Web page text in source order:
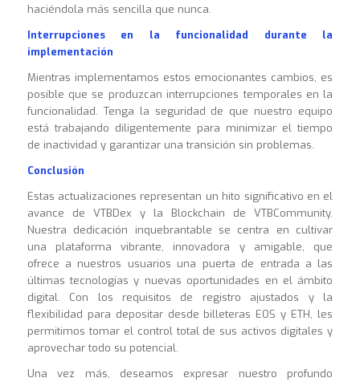
haciéndola más sencilla que nunca.
Interrupciones en la funcionalidad durante la
implementación
Mientras implementamos estos emocionantes cambios, es
posible que se produzcan interrupciones temporales en la
funcionalidad. Tenga la seguridad de que nuestro equipo
está trabajando diligentemente para minimizar el tiempo
de inactividad y garantizar una transición sin problemas.
Conclusión
Estas actualizaciones representan un hito significativo en el
avance de VTBDex y la Blockchain de VTBCommunity.
Nuestra dedicación inquebrantable se centra en cultivar
una plataforma vibrante, innovadora y amigable, que
ofrece a nuestros usuarios una puerta de entrada a las
últimas tecnologías y nuevas oportunidades en el ámbito
digital. Con los requisitos de registro ajustados y la
flexibilidad para depositar desde billeteras EOS y ETH, les
permitimos tomar el control total de sus activos digitales y
aprovechar todo su potencial.
Una vez más, deseamos expresar nuestro profundo